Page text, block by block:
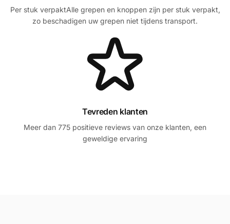
Per stuk verpaktAlle grepen en knoppen zijn per stuk verpakt,
zo beschadigen uw grepen niet tijdens transport.
Tevreden klanten
Meer dan 775 positieve reviews van onze klanten, een
geweldige ervaring